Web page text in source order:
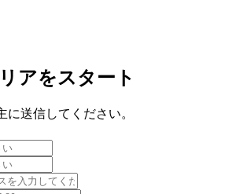
アをスタート
送信してください。